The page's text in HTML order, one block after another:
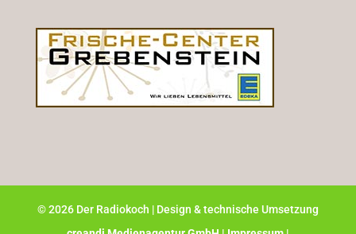
©2026Der Radiokoch | Design & technische Umsetzung